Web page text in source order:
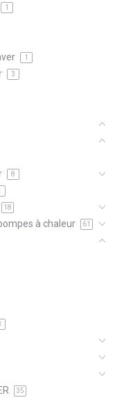
1
1
3
8
18
à chaleur 61
35